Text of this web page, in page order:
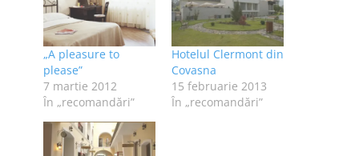
„A pleasure to
please”
7 martie 2012
În „recomandări”
Hotelul Clermont din
Covasna
15 februarie 2013
În „recomandări”